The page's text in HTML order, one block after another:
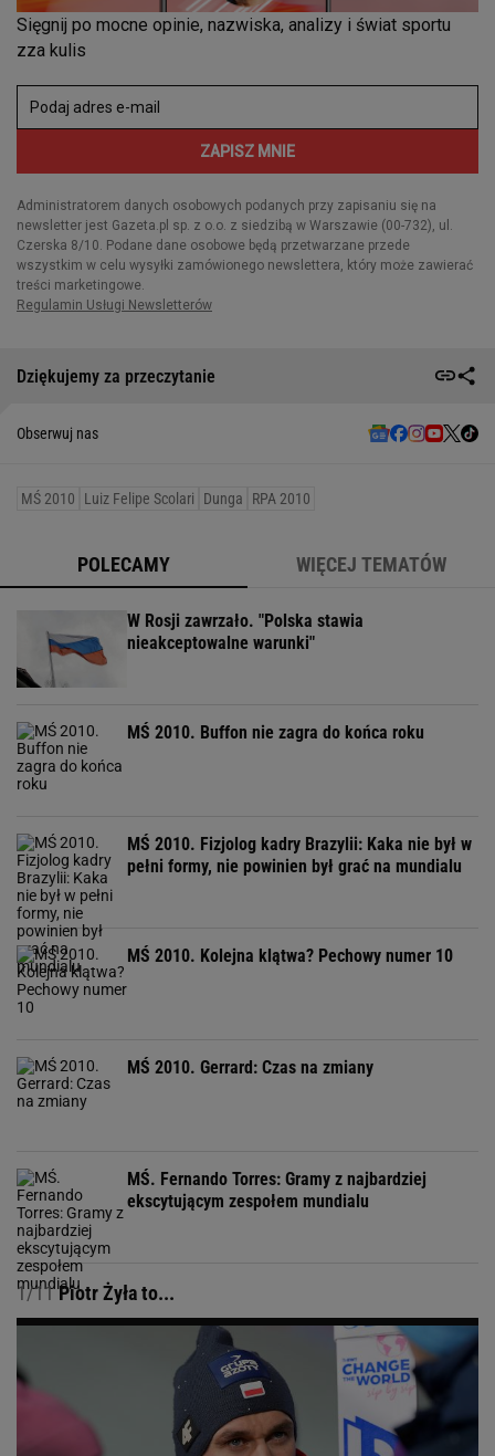
Dziękujemy za przeczytanie
Obserwuj nas
MŚ 2010 Luiz Felipe Scolari Dunga RPA 2010
POLECAMY WIĘCEJ TEMATÓW
W Rosji zawrzało. "Polska stawia
nieakceptowalne warunki"
MŚ 2010. Buffon nie zagra do końca roku
MŚ 2010. Fizjolog kadry Brazylii: Kaka nie był w
pełni formy, nie powinien był grać na mundialu
MŚ 2010. Kolejna klątwa? Pechowy numer 10
MŚ 2010. Gerrard: Czas na zmiany
MŚ. Fernando Torres: Gramy z najbardziej
ekscytującym zespołem mundialu
1/11Piotr Żyła to...